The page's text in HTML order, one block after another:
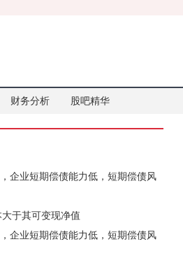
财务分析 股吧精华
企业短期偿债能力低，短期偿债风
于其可变现净值
企业短期偿债能力低，短期偿债风